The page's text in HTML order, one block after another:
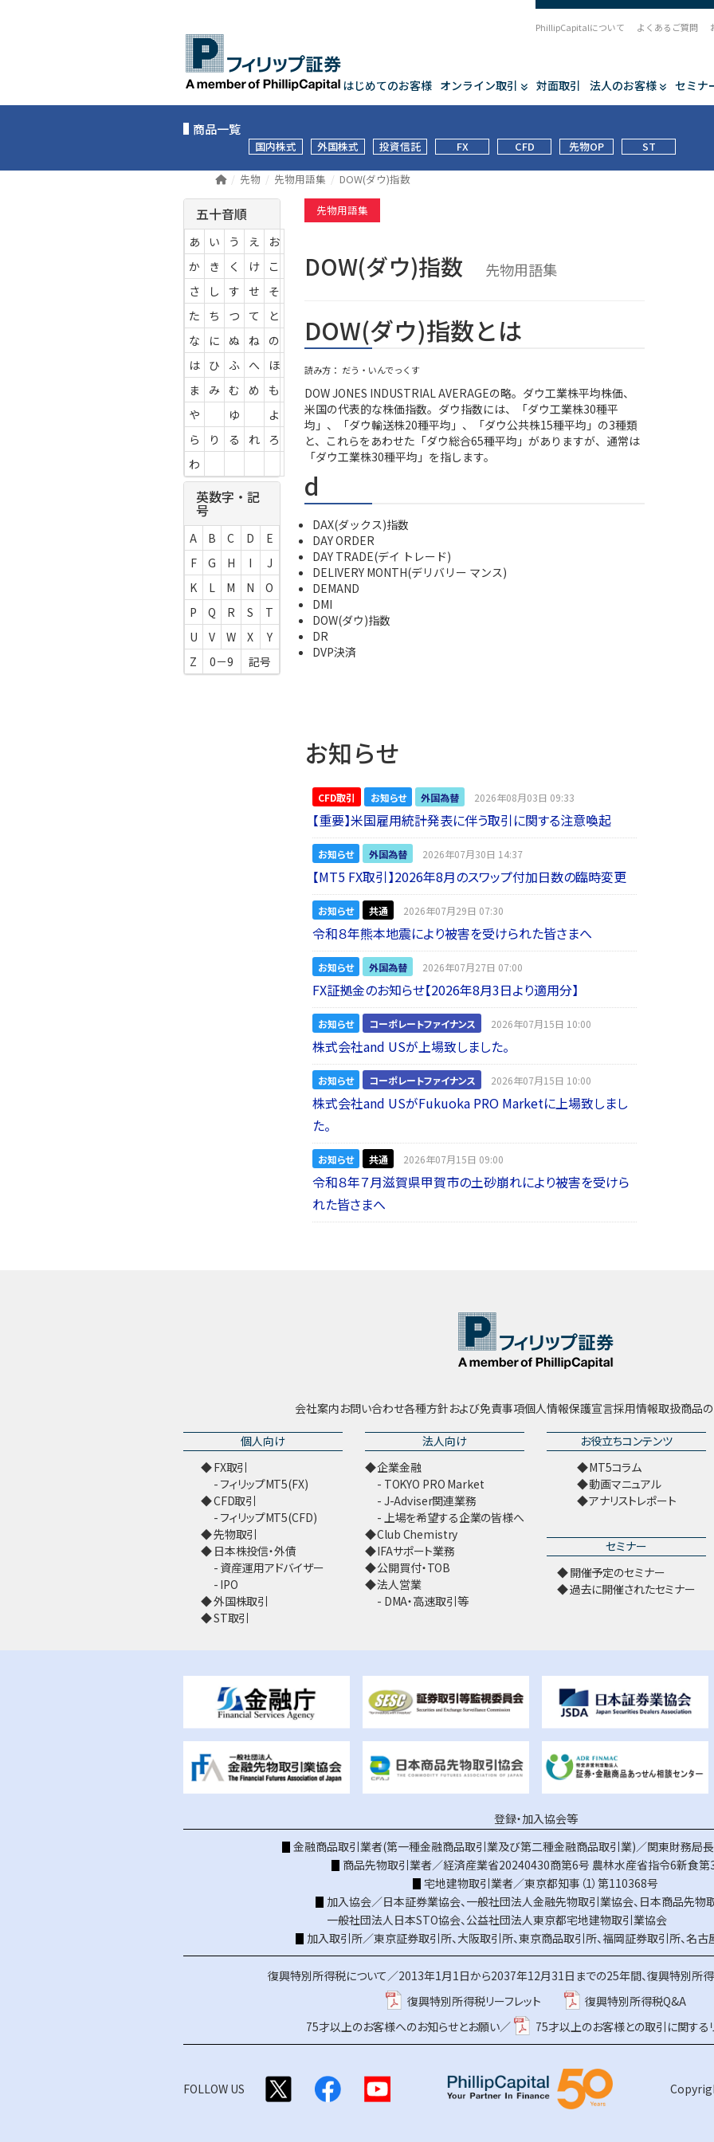
はじめてのお客様 オンライン取引 対面取引 法人のお客様 セミナ
PhillipCapitalについて よくあるご質問
商品一覧
国内株式 外国株式 投資信託 FX CFD 先物OP ST
先物 先物用語集 DOW(ダウ)指数
先物用語集
DOW(ダウ)指数 先物用語集
DOW(ダウ)指数とは
読み方： だう・いんでっくす
DOW JONES INDUSTRIAL AVERAGEの略。ダウ工業株平均株価、
米国の代表的な株価指数。ダウ指数には、「ダウ工業株30種平
均」、「ダウ輸送株20種平均」、「ダウ公共株15種平均」の3種類
と、これらをあわせた「ダウ総合65種平均」がありますが、通常は
「ダウ工業株30種平均」を指します。
d
DAX(ダックス)指数
DAY ORDER
DAY TRADE(デイ トレード)
DELIVERY MONTH(デリバリー マンス)
DEMAND
DMI
DOW(ダウ)指数
DR
DVP決済
お知らせ
CFD取引 お知らせ 外国為替 2026年08月03日 09:33
【重要】米国雇用統計発表に伴う取引に関する注意喚起
お知らせ 外国為替 2026年07月30日 14:37
【MT5 FX取引】2026年8月のスワップ付加日数の臨時変更
お知らせ 共通 2026年07月29日 07:30
令和８年熊本地震により被害を受けられた皆さまへ
お知らせ 外国為替 2026年07月27日 07:00
FX証拠金のお知らせ【2026年8月3日より適用分】
お知らせ コーポレートファイナンス 2026年07月15日 10:00
株式会社and USが上場致しました。
お知らせ コーポレートファイナンス 2026年07月15日 10:00
株式会社and USがFukuoka PRO Marketに上場致しまし
た。
お知らせ 共通 2026年07月15日 09:00
令和８年７月滋賀県甲賀市の土砂崩れにより被害を受けら
れた皆さまへ
五十音順
あ い う え
お
か
き く け
こ
さ
し す せ
そ
た
ち つ て
と
な
に ぬ ね
の
は
ひ ふ へ
ほ
ま
み む め
も
や
ゆ
よ
ら
り る れ
ろ
わ
英数字・記
号
A B C D
E
F
G H I
J
K
L M N
O
P
Q R S
T
U
V W X
Y
Z
0－9 記号
会社案内お問い合わせ各種方針および免責事項個人情報保護宣言採用情報取扱商品
個人向け
FX取引
フィリップMT5(FX)
CFD取引
フィリップMT5(CFD)
先物取引
日本株投信・外債
資産運用アドバイザー
IPO
外国株取引
ST取引
法人向け
企業金融
TOKYO PRO Market
J-Adviser関連業務
上場を希望する企業の皆様へ
Club Chemistry
IFAサポート業務
公開買付・TOB
法人営業
DMA・高速取引等
お役立ちコンテンツ
MT5コラム
動画マニュアル
アナリストレポート
セミナー
開催予定のセミナー
過去に開催されたセミナー
登録・加入協会等
金融商品取引業者(第一種金融商品取引業及び第二種金融商品取引業)／関東財務局長
商品先物取引業者／経済産業省20240430商第6号 農林水産省指令6新食第
宅地建物取引業者／東京都知事（1）第110368号
加入協会／日本証券業協会、 一般社団法人金融先物取引業協会、 日本商品先物
一般社団法人日本STO協会、 公益社団法人東京都宅地建物取引業協会
加入取引所／東京証券取引所、大阪取引所、東京商品取引所、福岡証券取引所、名古
復興特別所得税について／2013年1月1日から2037年12月31日までの25年間、復興特別所得
復興特別所得税リーフレット
復興特別所得税Q&A
75才以上のお客様へのお知らせとお願い／
75才以上のお客様との取引に関する
FOLLOW US